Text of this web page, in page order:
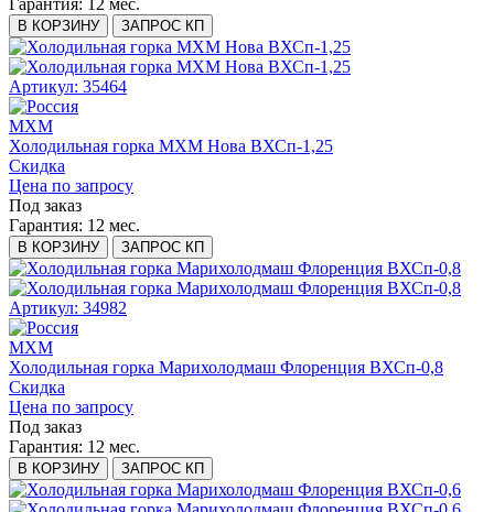
Гарантия: 12 мес.
В КОРЗИНУ ЗАПРОС КП
Артикул: 35464
МХМ
Холодильная горка МХМ Нова ВХСп-1,25
Скидка
Цена по запросу
Под заказ
Гарантия: 12 мес.
В КОРЗИНУ ЗАПРОС КП
Артикул: 34982
МХМ
Холодильная горка Марихолодмаш Флоренция ВХСп-0,8
Скидка
Цена по запросу
Под заказ
Гарантия: 12 мес.
В КОРЗИНУ ЗАПРОС КП